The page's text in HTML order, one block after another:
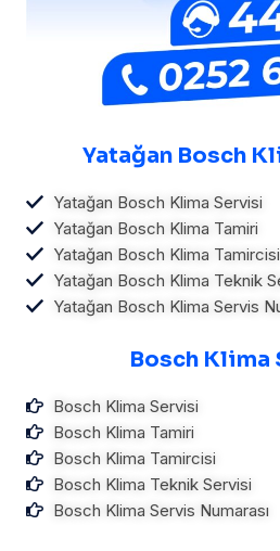
Yatağan Bosch
Yatağan Bosch Klima Servisi
Yatağan Bosch Klima Tamiri
Yatağan Bosch Klima Tamircisi
Yatağan Bosch Klima Teknik
Yatağan Bosch Klima Servis
Bosch Klima
Bosch Klima Servisi
Bosch Klima Tamiri
Bosch Klima Tamircisi
Bosch Klima Teknik Servisi
Bosch Klima Servis Numarası